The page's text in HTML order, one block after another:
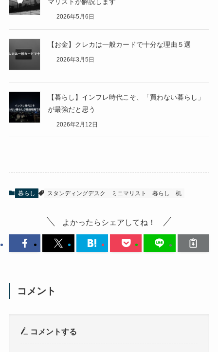
マリストが解説します
2026年5月6日
【お金】クレカは一般カードで十分な理由５選
2026年3月5日
【暮らし】インフレ時代こそ、「買わない暮らし」
が最強だと思う
2026年2月12日
暮らし スタンディングデスク ミニマリスト 暮らし 机
よかったらシェアしてね！
コメント
コメントする